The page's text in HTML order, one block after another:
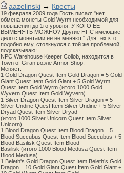
aazelinski → Квесты
19 февраля 2009 года Гость писал: "нет
обмена монеты Gold Wyrm необходимой для
повышения до 1го уровня. У КОГО ЕЁ
ВЫМЕНЯТЬ МОЖНО? Другие НПС имеющие
дело с монетами её не меняют." Для тех кто,
подобно ему, столкнулся с той же проблемой,
подсказываю:
NPC Warehouse Keeper Collob, находится в
Town of Giran возле Armor Shop.
Меняет:
1 Gold Dragon Quest Item Gold Dragon = 5 Gold
Giant Quest Item Gold Giant + 5 Gold Wyrm
Quest Item Gold Wyrm (итого 1000 Gold
Wyvern Quest Item Gold Wyvern)
1 Silver Dragon Quest Item Silver Dragon = 5
Silver Undine Quest Item Silver Undine + 5 Silver
Dryad Quest Item Silver Dryad
(итого 1000 Silver Unicorn Quest Item Silver
Unicorn)
1 Blood Dragon Quest Item Blood Dragon = 5
Blood Succubus Quest Item Blood Succubus + 5
Blood Basilisk Quest Item Blood
Basilisk (итого 1000 Blood Medusa Quest Item
Blood Medusa)
1 Beleth's Gold Dragon Quest Item Beleth’s Gold
Dragon = 10 Gold Giant Quest Item Gold Giant +